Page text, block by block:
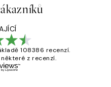
108386 recenzí.
z recenzí.